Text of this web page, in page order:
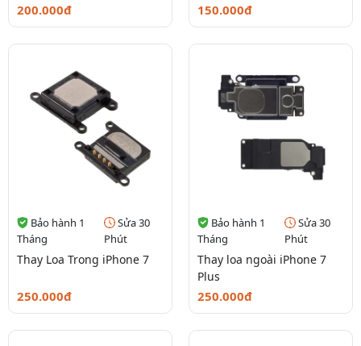
200.000đ 150.000đ
Bảo hành 1
Tháng
Sửa 30
Phút
Thay Loa Trong iPhone 7
250.000đ
Bảo hành 1
Tháng
Sửa 30
Phút
Thay loa ngoài iPhone 7
Plus
250.000đ